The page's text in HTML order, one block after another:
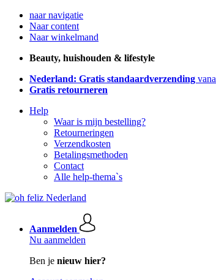
naar navigatie
Naar content
Naar winkelmand
Beauty, huishouden & lifestyle
Nederland: Gratis standaardverzending
Gratis retourneren
Help
Waar is mijn bestelling?
Retourneringen
Verzendkosten
Betalingsmethoden
Contact
Alle help-thema`s
Aanmelden
Nu aanmelden
Ben je nieuw hier?